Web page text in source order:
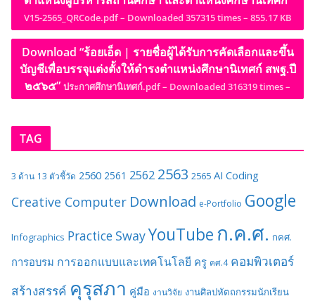
V15-2565_QRCode.pdf – Downloaded 357315 times – 855.17 KB
Download “ร้อยเอ็ด | รายชื่อผู้ได้รับการคัดเลือกและขึ้น
บัญชีเพื่อบรรจุแต่งตั้งให้ดำรงตำแหน่งศึกษานิเทศก์ สพฐ.ปี
๒๕๖๕” ประกาศศึกษานิเทศก์.pdf – Downloaded 316319 times –
TAG
3 ด้าน 13 ตัวชี้วัด 2560 2561 2562 2563 2565 AI Coding
Creative Computer Download e-Portfolio Google
Infographics Practice SwayYouTubeก.ค.ศ. กคศ.
การอบรม การออกแบบและเทคโนโลยี ครู คศ.4 คอมพิวเตอร์
สร้างสรรค์ คุรุสภา คู่มือ งานวิจัย งานศิลปหัตถกรรมนักเรียน